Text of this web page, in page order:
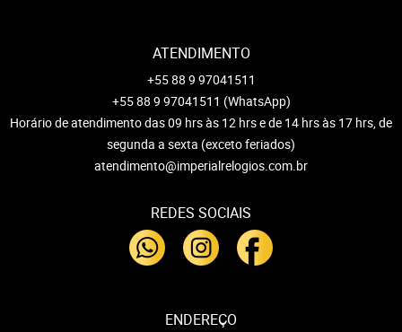
ATENDIMENTO
+55 88 9 97041511
+55 88 9 97041511 (WhatsApp)
Horário de atendimento das 09 hrs às 12 hrs e de 14 hrs às 17 hrs, de
segunda a sexta (exceto feriados)
atendimento@imperialrelogios.com.br
REDES SOCIAIS
ENDEREÇO